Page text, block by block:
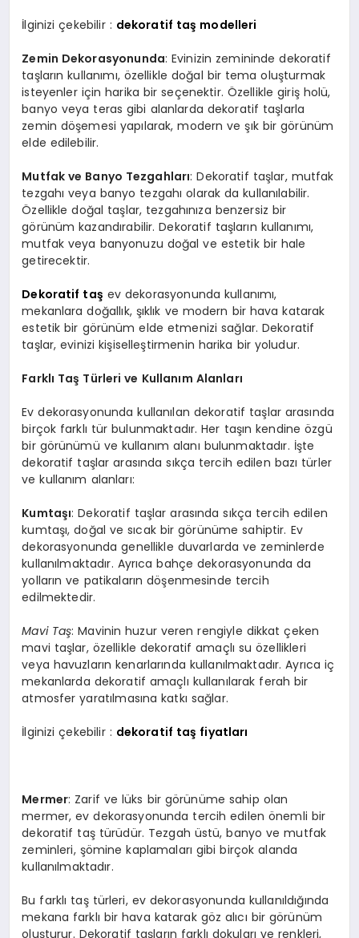
İlginizi çekebilir : dekoratif taş modelleri
Zemin Dekorasyonunda: Evinizin zemininde dekoratif
taşların kullanımı, özellikle doğal bir tema oluşturmak
isteyenler için harika bir seçenektir. Özellikle giriş holü,
banyo veya teras gibi alanlarda dekoratif taşlarla
zemin döşemesi yapılarak, modern ve şık bir görünüm
elde edilebilir.
Mutfak ve Banyo Tezgahları: Dekoratif taşlar, mutfak
tezgahı veya banyo tezgahı olarak da kullanılabilir.
Özellikle doğal taşlar, tezgahınıza benzersiz bir
görünüm kazandırabilir. Dekoratif taşların kullanımı,
mutfak veya banyonuzu doğal ve estetik bir hale
getirecektir.
Dekoratif taş ev dekorasyonunda kullanımı,
mekanlara doğallık, şıklık ve modern bir hava katarak
estetik bir görünüm elde etmenizi sağlar. Dekoratif
taşlar, evinizi kişiselleştirmenin harika bir yoludur.
Farklı Taş Türleri ve Kullanım Alanları
Ev dekorasyonunda kullanılan dekoratif taşlar arasında
birçok farklı tür bulunmaktadır. Her taşın kendine özgü
bir görünümü ve kullanım alanı bulunmaktadır. İşte
dekoratif taşlar arasında sıkça tercih edilen bazı türler
ve kullanım alanları:
Kumtaşı: Dekoratif taşlar arasında sıkça tercih edilen
kumtaşı, doğal ve sıcak bir görünüme sahiptir. Ev
dekorasyonunda genellikle duvarlarda ve zeminlerde
kullanılmaktadır. Ayrıca bahçe dekorasyonunda da
yolların ve patikaların döşenmesinde tercih
edilmektedir.
Mavi Taş: Mavinin huzur veren rengiyle dikkat çeken
mavi taşlar, özellikle dekoratif amaçlı su özellikleri
veya havuzların kenarlarında kullanılmaktadır. Ayrıca iç
mekanlarda dekoratif amaçlı kullanılarak ferah bir
atmosfer yaratılmasına katkı sağlar.
İlginizi çekebilir : dekoratif taş fiyatları
Mermer: Zarif ve lüks bir görünüme sahip olan
mermer, ev dekorasyonunda tercih edilen önemli bir
dekoratif taş türüdür. Tezgah üstü, banyo ve mutfak
zeminleri, şömine kaplamaları gibi birçok alanda
kullanılmaktadır.
Bu farklı taş türleri, ev dekorasyonunda kullanıldığında
mekana farklı bir hava katarak göz alıcı bir görünüm
oluşturur. Dekoratif taşların farklı dokuları ve renkleri,